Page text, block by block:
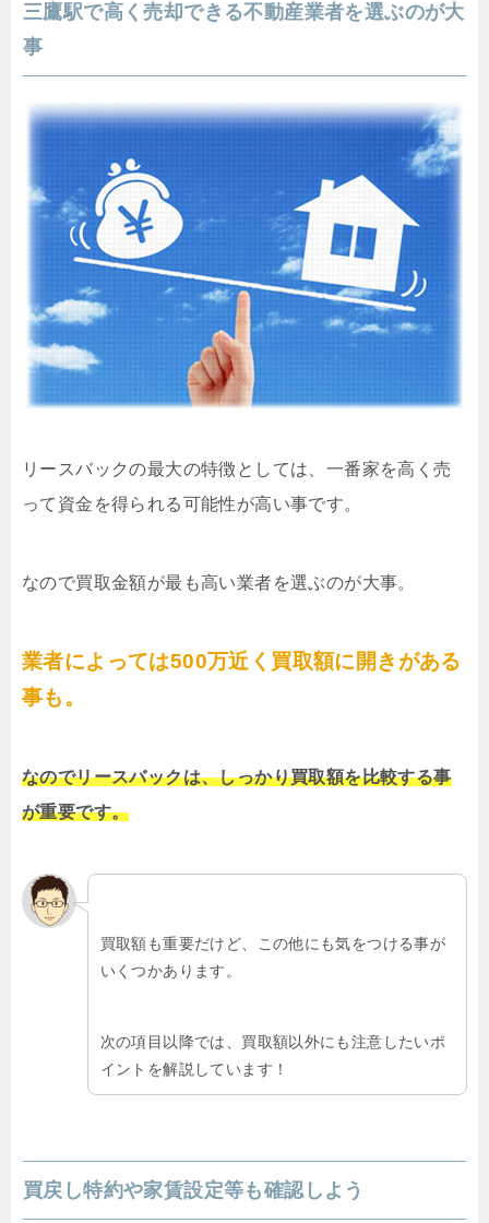
三鷹駅で高く売却できる不動産業者を選ぶのが大
事
リースバックの最大の特徴としては、一番家を高く売
って資金を得られる可能性が高い事です。
なので買取金額が最も高い業者を選ぶのが大事。
業者によっては500万近く買取額に開きがある
事も。
なのでリースバックは、しっかり買取額を比較する事
が重要です。
買取額も重要だけど、この他にも気をつける事が
いくつかあります。
次の項目以降では、買取額以外にも注意したいポ
イントを解説しています！
買戻し特約や家賃設定等も確認しよう